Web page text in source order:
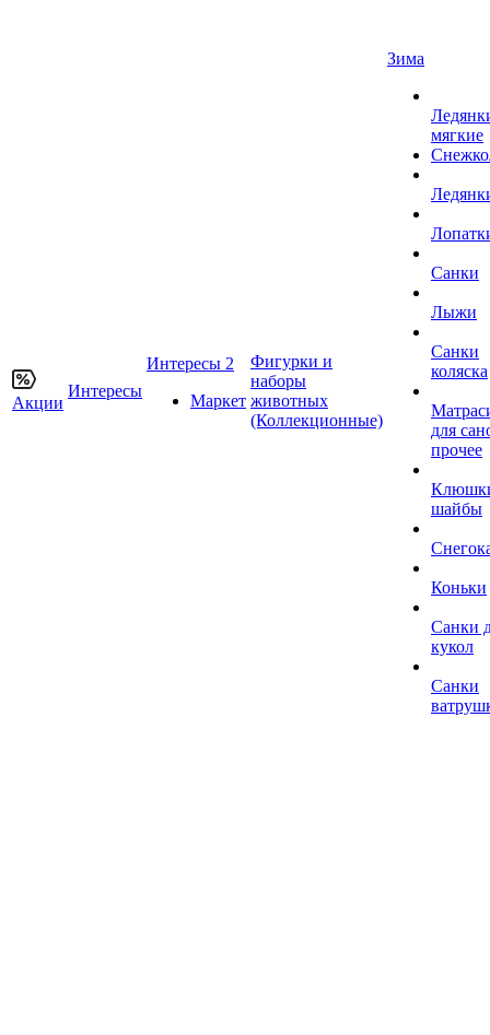
Акции
Интересы
Интересы 2
Маркет
Фигурки и
наборы
животных
(Коллекционные)
Зима
мягкие
Санки
Лыжи
Санки
коляска
для
прочее
шайбы
Коньки
Санки
кукол
Санки